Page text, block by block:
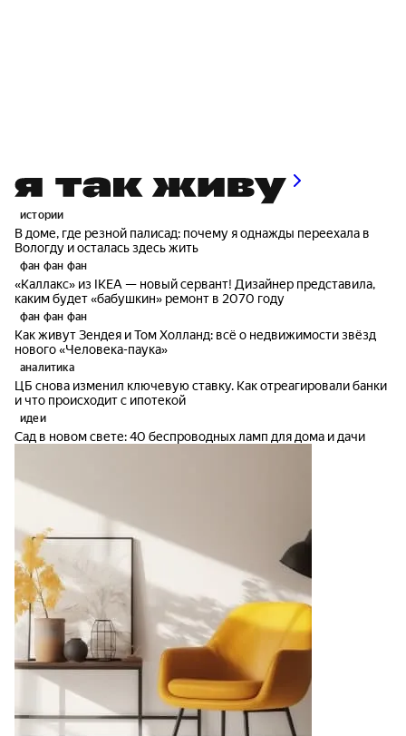
истории
В доме, где резной палисад: почему я однажды переехала в
Вологду и осталась здесь жить
фан фан фан
«Каллакс» из IKEA — новый сервант! Дизайнер представила,
каким будет «бабушкин» ремонт в 2070 году
фан фан фан
Как живут Зендея и Том Холланд: всё о недвижимости звёзд
нового «Человека-паука»
аналитика
ЦБ снова изменил ключевую ставку. Как отреагировали банки
и что происходит с ипотекой
идеи
Сад в новом свете: 40 беспроводных ламп для дома и дачи